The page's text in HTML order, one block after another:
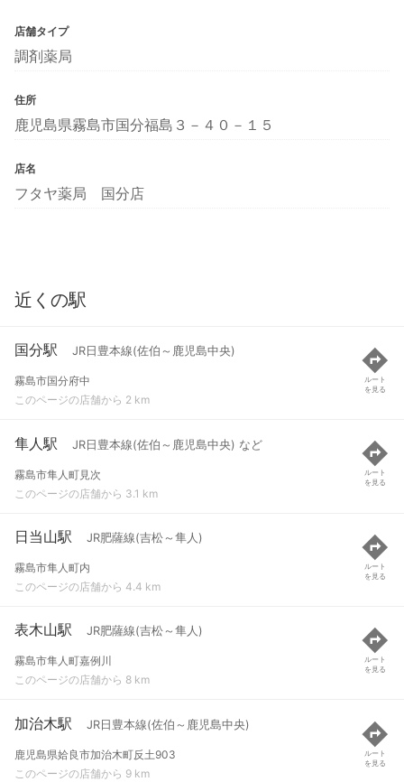
店舗タイプ
調剤薬局
住所
鹿児島県霧島市国分福島３－４０－１５
店名
フタヤ薬局 国分店
近くの駅
国分駅 JR日豊本線(佐伯～鹿児島中央)
霧島市国分府中
このページの店舗から 2 km
ルート
を見る
隼人駅 JR日豊本線(佐伯～鹿児島中央) など
霧島市隼人町見次
このページの店舗から 3.1 km
ルート
を見る
日当山駅 JR肥薩線(吉松～隼人)
霧島市隼人町内
このページの店舗から 4.4 km
ルート
を見る
表木山駅 JR肥薩線(吉松～隼人)
霧島市隼人町嘉例川
このページの店舗から 8 km
ルート
を見る
加治木駅 JR日豊本線(佐伯～鹿児島中央)
鹿児島県姶良市加治木町反土903
このページの店舗から 9 km
ルート
を見る